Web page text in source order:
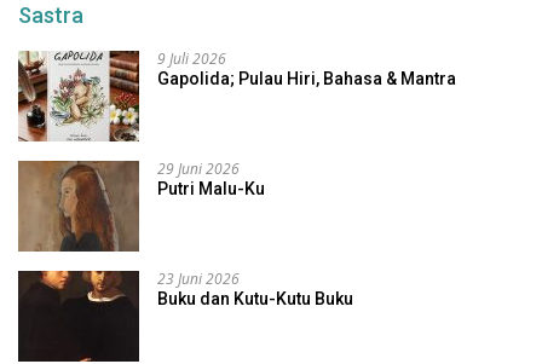
Sastra
9 Juli 2026
Gapolida; Pulau Hiri, Bahasa & Mantra
29 Juni 2026
Putri Malu-Ku
23 Juni 2026
Buku dan Kutu-Kutu Buku